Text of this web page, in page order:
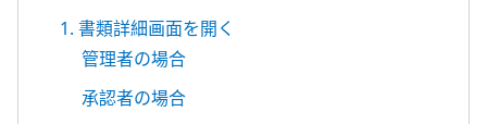
1. 書類詳細画面を開く
管理者の場合
承認者の場合